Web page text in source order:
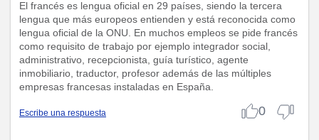
El francés es lengua oficial en 29 países, siendo la tercera
lengua que más europeos entienden y está reconocida como
lengua oficial de la ONU. En muchos empleos se pide francés
como requisito de trabajo por ejemplo integrador social,
administrativo, recepcionista, guía turístico, agente
inmobiliario, traductor, profesor además de las múltiples
empresas francesas instaladas en España.
Escribe una respuesta 0